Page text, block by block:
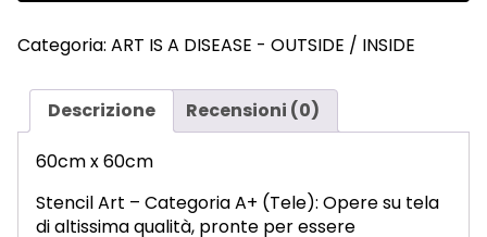
Categoria: ART IS A DISEASE - OUTSIDE / INSIDE
Descrizione Recensioni (0)
60cm x 60cm
Stencil Art – Categoria A+ (Tele): Opere su tela
di altissima qualità, pronte per essere